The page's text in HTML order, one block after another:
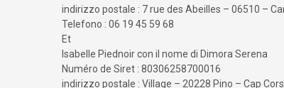
indirizzo postale : 7 rue des Abeilles – 06510 –
Telefono : 06 19 45 59 68
Et
Isabelle Piednoir con il nome di Dimora Serena
Numéro de Siret : 80306258700016
indirizzo postale : Village – 20228 Pino – Cap